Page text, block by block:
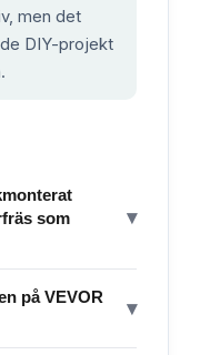
men det
DIY-projekt
som
▾
på VEVOR
▾